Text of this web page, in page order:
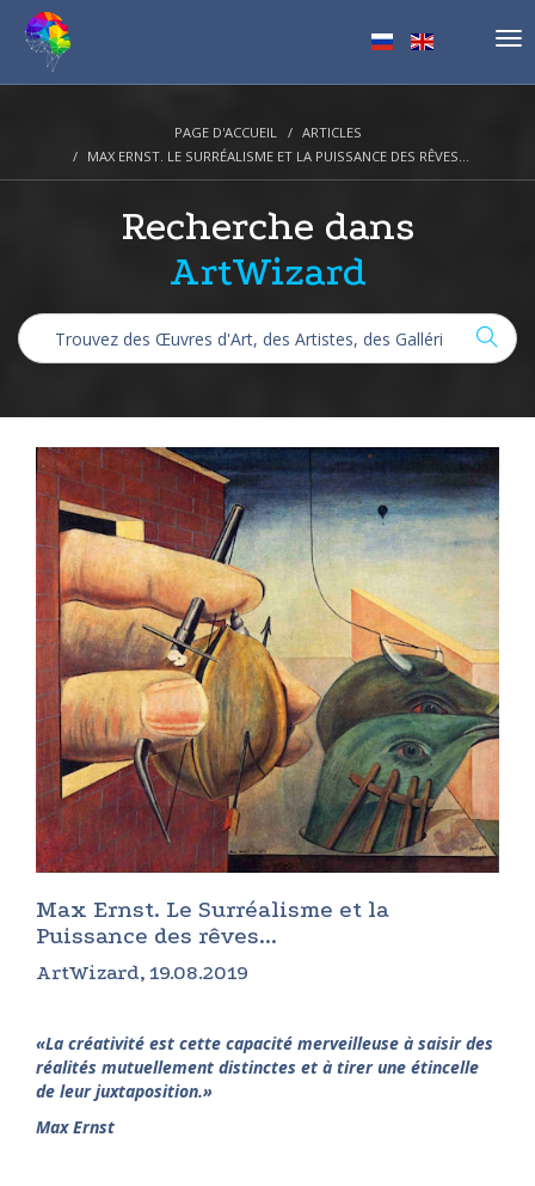
PAGE D'ACCUEIL
ARTICLES
MAX ERNST. LE SURRÉALISME ET LA PUISSANCE DES RÊVES...
Recherche dans
ArtWizard
Max Ernst. Le Surréalisme et la
Puissance des rêves...
ArtWizard, 19.08.2019
«La créativité est cette capacité merveilleuse à saisir des
réalités mutuellement distinctes et à tirer une étincelle
de leur juxtaposition.»
Max Ernst